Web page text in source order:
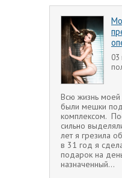
03
Всю жизнь
были мешки
комплексом.
сильно
лет я грезила
в 31 год я
подарок на
назначенный...